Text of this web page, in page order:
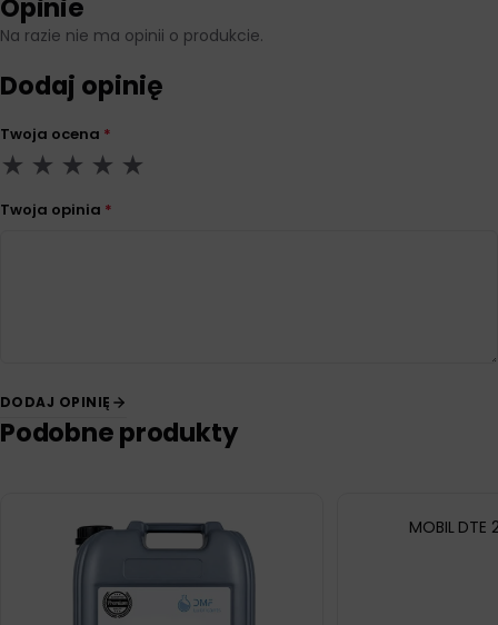
Opinie
Na razie nie ma opinii o produkcie.
Dodaj opinię
Twoja ocena *
Twoja opinia *
DODAJ OPINIĘ
Podobne produkty
MOBIL DTE